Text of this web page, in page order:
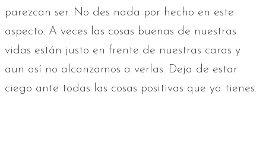
parezcan ser. No des nada por hecho en este
aspecto. A veces las cosas buenas de nuestras
vidas están justo en frente de nuestras caras y
aun así no alcanzamos a verlas. Deja de estar
ciego ante todas las cosas positivas que ya tienes.